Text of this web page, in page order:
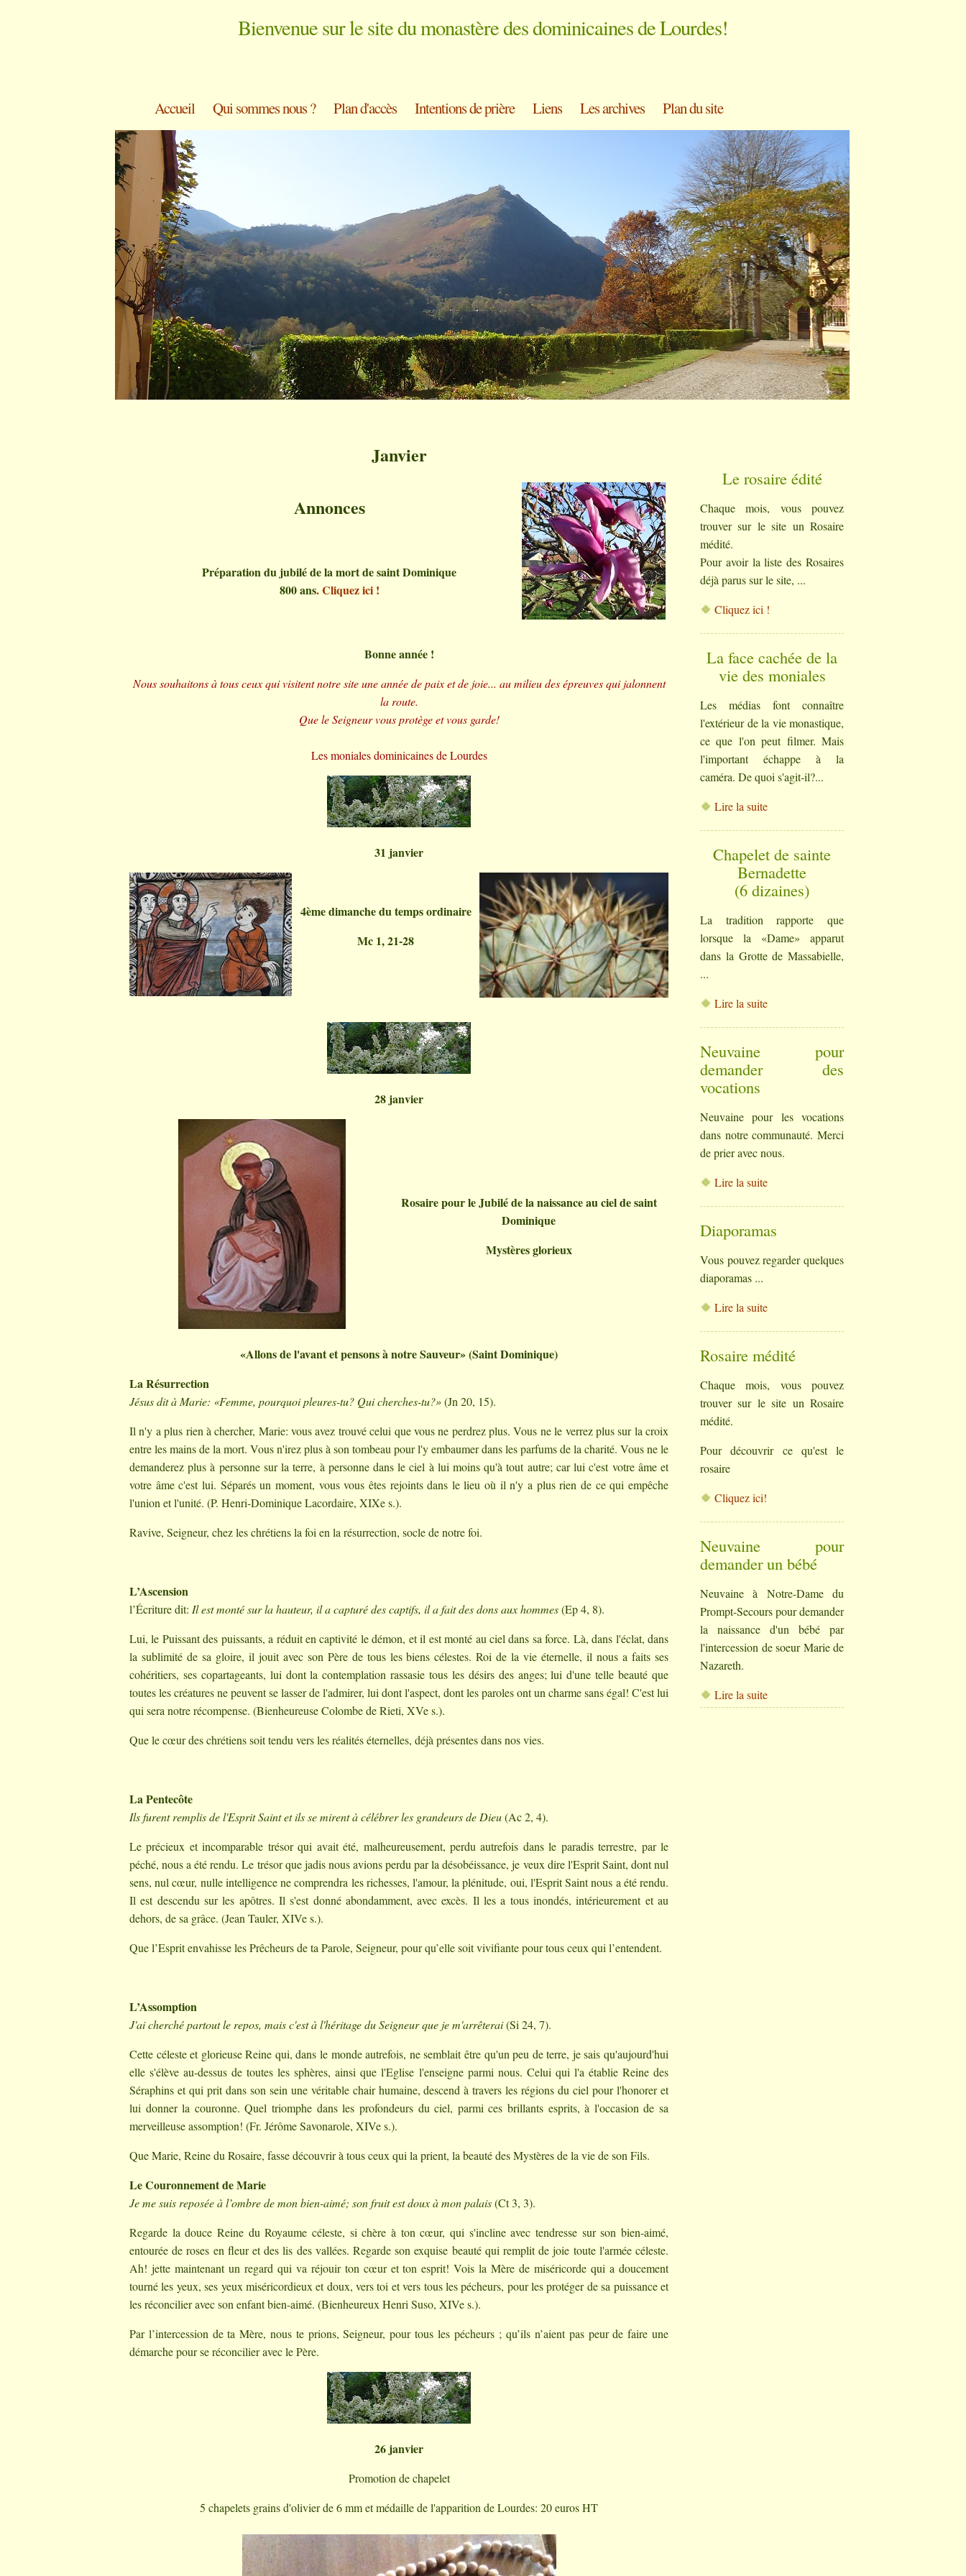
Bienvenue sur le site du monastère des dominicaines de Lourdes!
Accueil Qui sommes nous ? Plan d'accès Intentions de prière Liens Les archives Plan du site
Janvier
Annonces
Préparation du jubilé de la mort de saint Dominique
800 ans. Cliquez ici !
Bonne année !
Nous souhaitons à tous ceux qui visitent notre site une année de paix et de joie... au milieu des épreuves qui jalonnent
la route.
Que le Seigneur vous protège et vous garde!
Les moniales dominicaines de Lourdes
31 janvier
4ème dimanche du temps ordinaire
Mc 1, 21-28
28 janvier
Rosaire pour le Jubilé de la naissance au ciel de saint
Dominique
Mystères glorieux
«Allons de l'avant et pensons à notre Sauveur» (Saint Dominique)
La Résurrection
Jésus dit à Marie: «Femme, pourquoi pleures-tu? Qui cherches-tu?»(Jn 20, 15).
Il n'y a plus rien à chercher, Marie: vous avez trouvé celui que vous ne perdrez plus. Vous ne le verrez plus sur la croix
entre les mains de la mort. Vous n'irez plus à son tombeau pour l'y embaumer dans les parfums de la charité. Vous ne le
demanderez plus à personne sur la terre, à personne dans le ciel à lui moins qu'à tout autre; car lui c'est votre âme et
votre âme c'est lui. Séparés un moment, vous vous êtes rejoints dans le lieu où il n'y a plus rien de ce qui empêche
l'union et l'unité. (P. Henri-Dominique Lacordaire, XIXe s.).
Ravive, Seigneur, chez les chrétiens la foi en la résurrection, socle de notre foi.
L’Ascension
l’Écriture dit: Il est monté sur la hauteur, il a capturé des captifs, il a fait des dons aux hommes(Ep 4, 8).
Lui, le Puissant des puissants, a réduit en captivité le démon, et il est monté au ciel dans sa force. Là, dans l'éclat, dans
la sublimité de sa gloire, il jouit avec son Père de tous les biens célestes. Roi de la vie éternelle, il nous a faits ses
cohéritiers, ses copartageants, lui dont la contemplation rassasie tous les désirs des anges; lui d'une telle beauté que
toutes les créatures ne peuvent se lasser de l'admirer, lui dont l'aspect, dont les paroles ont un charme sans égal! C'est lui
qui sera notre récompense. (Bienheureuse Colombe de Rieti, XVe s.).
Que le cœur des chrétiens soit tendu vers les réalités éternelles, déjà présentes dans nos vies.
La Pentecôte
Ils furent remplis de l'Esprit Saint et ils se mirent à célébrer les grandeurs de Dieu(Ac 2, 4).
Le précieux et incomparable trésor qui avait été, malheureusement, perdu autrefois dans le paradis terrestre, par le
péché, nous a été rendu. Le trésor que jadis nous avions perdu par la désobéissance, je veux dire l'Esprit Saint, dont nul
sens, nul cœur, nulle intelligence ne comprendra les richesses, l'amour, la plénitude, oui, l'Esprit Saint nous a été rendu.
Il est descendu sur les apôtres. Il s'est donné abondamment, avec excès. Il les a tous inondés, intérieurement et au
dehors, de sa grâce. (Jean Tauler, XIVe s.).
Que l’Esprit envahisse les Prêcheurs de ta Parole, Seigneur, pour qu’elle soit vivifiante pour tous ceux qui l’entendent.
L’Assomption
J'ai cherché partout le repos, mais c'est à l'héritage du Seigneur que je m'arrêterai(Si 24, 7).
Cette céleste et glorieuse Reine qui, dans le monde autrefois, ne semblait être qu'un peu de terre, je sais qu'aujourd'hui
elle s'élève au-dessus de toutes les sphères, ainsi que l'Eglise l'enseigne parmi nous. Celui qui l'a établie Reine des
Séraphins et qui prit dans son sein une véritable chair humaine, descend à travers les régions du ciel pour l'honorer et
lui donner la couronne. Quel triomphe dans les profondeurs du ciel, parmi ces brillants esprits, à l'occasion de sa
merveilleuse assomption! (Fr. Jérôme Savonarole, XIVe s.).
Que Marie, Reine du Rosaire, fasse découvrir à tous ceux qui la prient, la beauté des Mystères de la vie de son Fils.
Le Couronnement de Marie
Je me suis reposée à l’ombre de mon bien-aimé; son fruit est doux à mon palais(Ct 3, 3).
Regarde la douce Reine du Royaume céleste, si chère à ton cœur, qui s'incline avec tendresse sur son bien-aimé,
entourée de roses en fleur et des lis des vallées. Regarde son exquise beauté qui remplit de joie toute l'armée céleste.
Ah! jette maintenant un regard qui va réjouir ton cœur et ton esprit! Vois la Mère de miséricorde qui a doucement
tourné les yeux, ses yeux miséricordieux et doux, vers toi et vers tous les pécheurs, pour les protéger de sa puissance et
les réconcilier avec son enfant bien-aimé. (Bienheureux Henri Suso, XIVe s.).
Par l’intercession de ta Mère, nous te prions, Seigneur, pour tous les pécheurs ; qu’ils n’aient pas peur de faire une
démarche pour se réconcilier avec le Père.
26 janvier
Promotion de chapelet
5 chapelets grains d'olivier de 6 mm et médaille de l'apparition de Lourdes: 20 euros HT
Le rosaire édité
Chaque mois, vous pouvez
trouver sur le site un Rosaire
médité.
Pour avoir la liste des Rosaires
déjà parus sur le site, ...
Cliquez ici !
La face cachée de la
vie des moniales
Les médias font connaître
l'extérieur de la vie monastique,
ce que l'on peut filmer. Mais
l'important échappe à la
caméra. De quoi s'agit-il?...
Lire la suite
Chapelet de sainte
Bernadette
(6 dizaines)
La tradition rapporte que
lorsque la «Dame» apparut
dans la Grotte de Massabielle,
...
Lire la suite
Neuvaine pour
demander des
vocations
Neuvaine pour les vocations
dans notre communauté. Merci
de prier avec nous.
Lire la suite
Diaporamas
Vous pouvez regarder quelques
diaporamas ...
Lire la suite
Rosaire médité
Chaque mois, vous pouvez
trouver sur le site un Rosaire
médité.
Pour découvrir ce qu'est le
rosaire
Cliquez ici!
Neuvaine pour
demander un bébé
Neuvaine à Notre-Dame du
Prompt-Secours pour demander
la naissance d'un bébé par
l'intercession de soeur Marie de
Nazareth.
Lire la suite